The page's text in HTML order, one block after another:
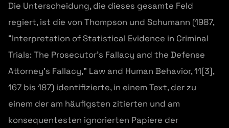
Die Unterscheidung, die dieses gesamte Feld
regiert, ist die von Thompson und Schumann (1987,
“Interpretation of Statistical Evidence in Criminal
Trials: The Prosecutor’s Fallacy and the Defense
Attorney’s Fallacy,” Law and Human Behavior, 11[3],
167 bis 187) identifizierte, in einem Text, der zu
einem der am häufigsten zitierten und am
konsequentesten ignorierten Papiere der